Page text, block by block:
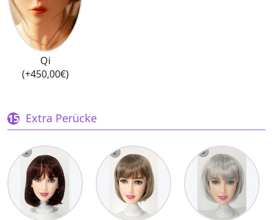
Qi
(+450,00€)
Extra Perücke